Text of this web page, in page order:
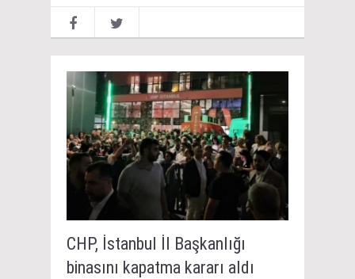
CHP, İstanbul İl Başkanlığı
binasını kapatma kararı aldı